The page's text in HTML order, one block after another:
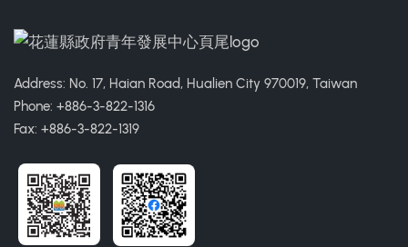
Address: No. 17, Haian Road, Hualien City 970019, Taiwan
Phone: +886-3-822-1316
Fax: +886-3-822-1319